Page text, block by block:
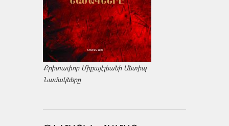
Քրիտափոր Միքայէլեանի Անտիպ
Նամակները